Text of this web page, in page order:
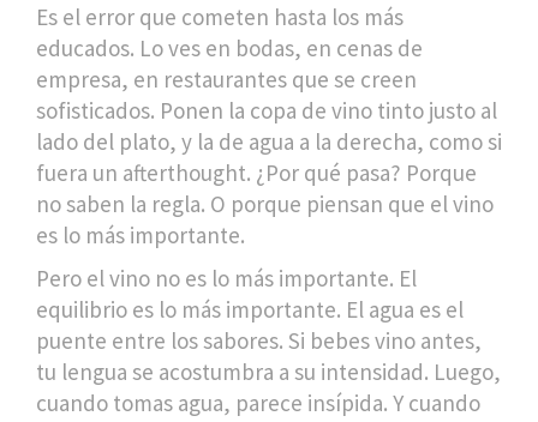
Es el error que cometen hasta los más
educados. Lo ves en bodas, en cenas de
empresa, en restaurantes que se creen
sofisticados. Ponen la copa de vino tinto justo al
lado del plato, y la de agua a la derecha, como si
fuera un afterthought. ¿Por qué pasa? Porque
no saben la regla. O porque piensan que el vino
es lo más importante.
Pero el vino no es lo más importante. El
equilibrio es lo más importante. El agua es el
puente entre los sabores. Si bebes vino antes,
tu lengua se acostumbra a su intensidad. Luego,
cuando tomas agua, parece insípida. Y cuando